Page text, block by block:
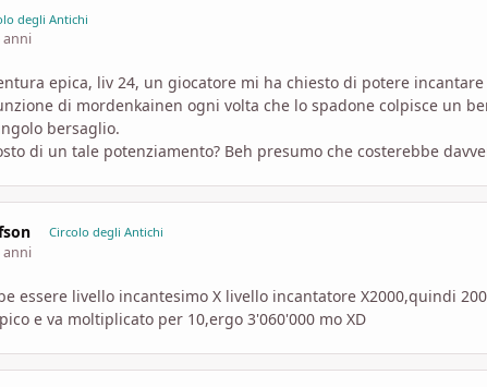
degli Antichi
anni
epica, liv 24, un giocatore mi ha chiesto di potere
di mordenkainen ogni volta che lo spadone colpisce un
bersaglio.
di un tale potenziamento? Beh presumo che costerebbe
Circolo degli Antichi
anni
essere livello incantesimo X livello incantatore X2000,quindi
e va moltiplicato per 10,ergo 3'060'000 mo XD